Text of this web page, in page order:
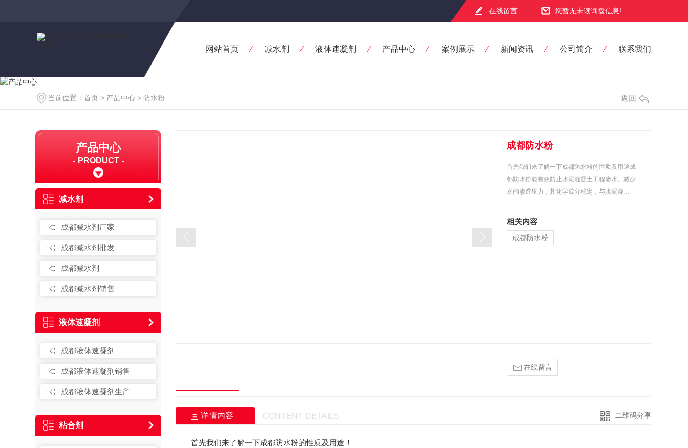
在线留言 您暂无未读询盘信息!
网站首页 减水剂 液体速凝剂 产品中心 案例展示 新闻资讯 公司简介 联系我们
当前位置： 首页 > 产品中心 > 防水粉 返回
产品中心
PRODUCT
减水剂
成都减水剂厂家
成都减水剂批发
成都减水剂
成都减水剂销售
液体速凝剂
成都液体速凝剂
成都液体速凝剂销售
成都液体速凝剂生产
粘合剂
成都防水粉
首先我们来了解一下成都防水粉的性质及用途成
都防水粉能有效防止水泥混凝土工程渗水、减少
水的渗透压力，其化学成分稳定，与水泥混…
相关内容
成都防水粉
在线留言
详情内容 CONTENT DETAILS 二维码分享
首先我们来了解一下成都防水粉的性质及用途！